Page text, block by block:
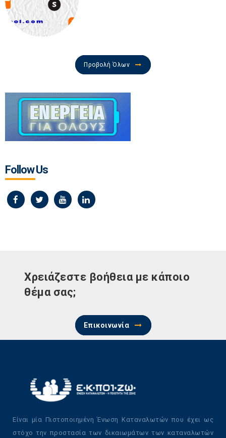
Προβολή Όλων
Follow Us
Χρειάζεστε βοήθεια με κάποιο
θέμα σας;
Επικοινωνία
Είναι μία Πιστοποιημένη Ένωση Καταναλωτών που έχει ως
στόχο την προστασία των δικαιωμάτων των καταναλωτών